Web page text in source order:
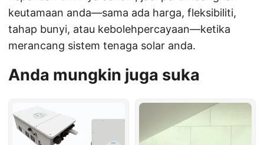
keutamaan anda—sama ada harga, fleksibiliti,
tahap bunyi, atau kebolehpercayaan—ketika
merancang sistem tenaga solar anda.
Anda mungkin juga suka